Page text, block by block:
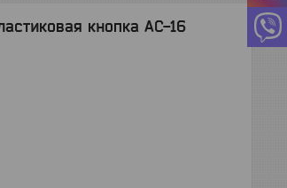
кнопка АС-16